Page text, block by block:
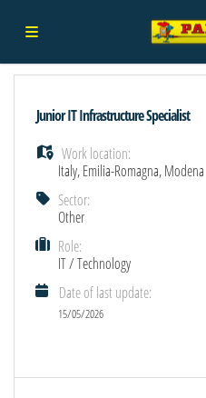
Job
list
Upload
your
Login
Junior IT Infrastructure Specialist
Work location:
Italy,Emilia-Romagna,Modena
Sector:
Other
Role:
IT / Technology
Date of last update:
15/05/2026